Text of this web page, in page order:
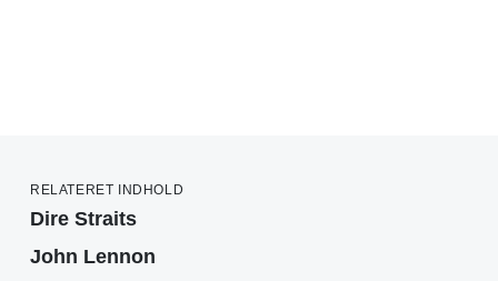
RELATERET INDHOLD
Dire Straits
John Lennon